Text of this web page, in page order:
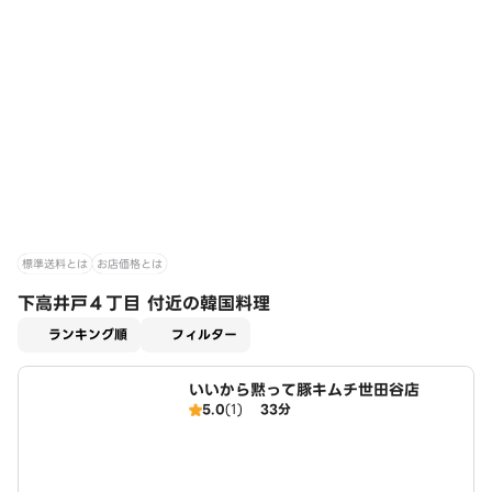
標準送料とは お店価格とは
下高井戸４丁目 付近の韓国料理
ランキング順 フィルター
いいから黙って豚キムチ世田谷店
5.0(1) 33分